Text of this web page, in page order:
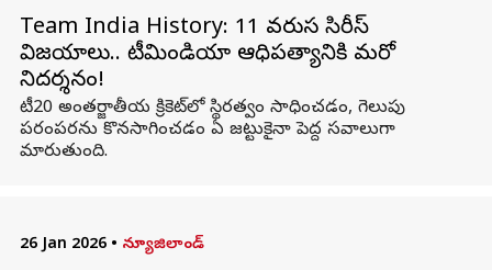
Team India History: 11 వరుస సిరీస్
విజయాలు.. టీమిండియా ఆధిపత్యానికి మరో
నిదర్శనం!
టీ20 అంతర్జాతీయ క్రికెట్‌లో స్థిరత్వం సాధించడం, గెలుపు
పరంపరను కొనసాగించడం ఏ జట్టుకైనా పెద్ద సవాలుగా
మారుతుంది.
26 Jan 2026 • న్యూజిలాండ్